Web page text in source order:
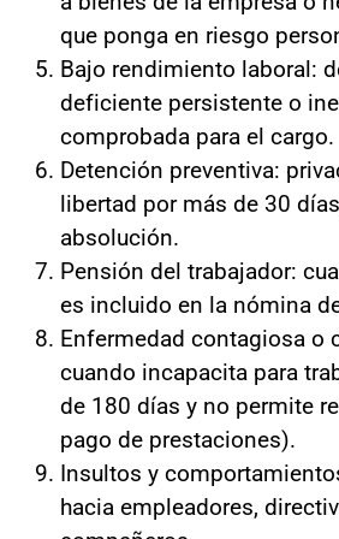
que ponga en riesgo
Bajo rendimiento laboral:
deficiente persistente o
comprobada para el cargo.
Detención preventiva:
libertad por más de 30
absolución.
Pensión del trabajador:
es incluido en la nómina
Enfermedad contagiosa o
cuando incapacita para
de 180 días y no permite
pago de prestaciones).
Insultos y
hacia empleadores,